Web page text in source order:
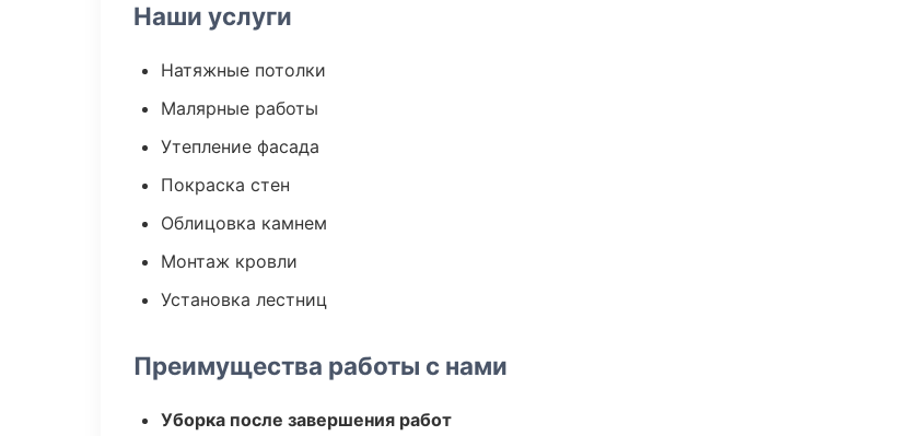
Наши услуги
Натяжные потолки
Малярные работы
Утепление фасада
Покраска стен
Облицовка камнем
Монтаж кровли
Установка лестниц
Преимущества работы с нами
Уборка после завершения работ